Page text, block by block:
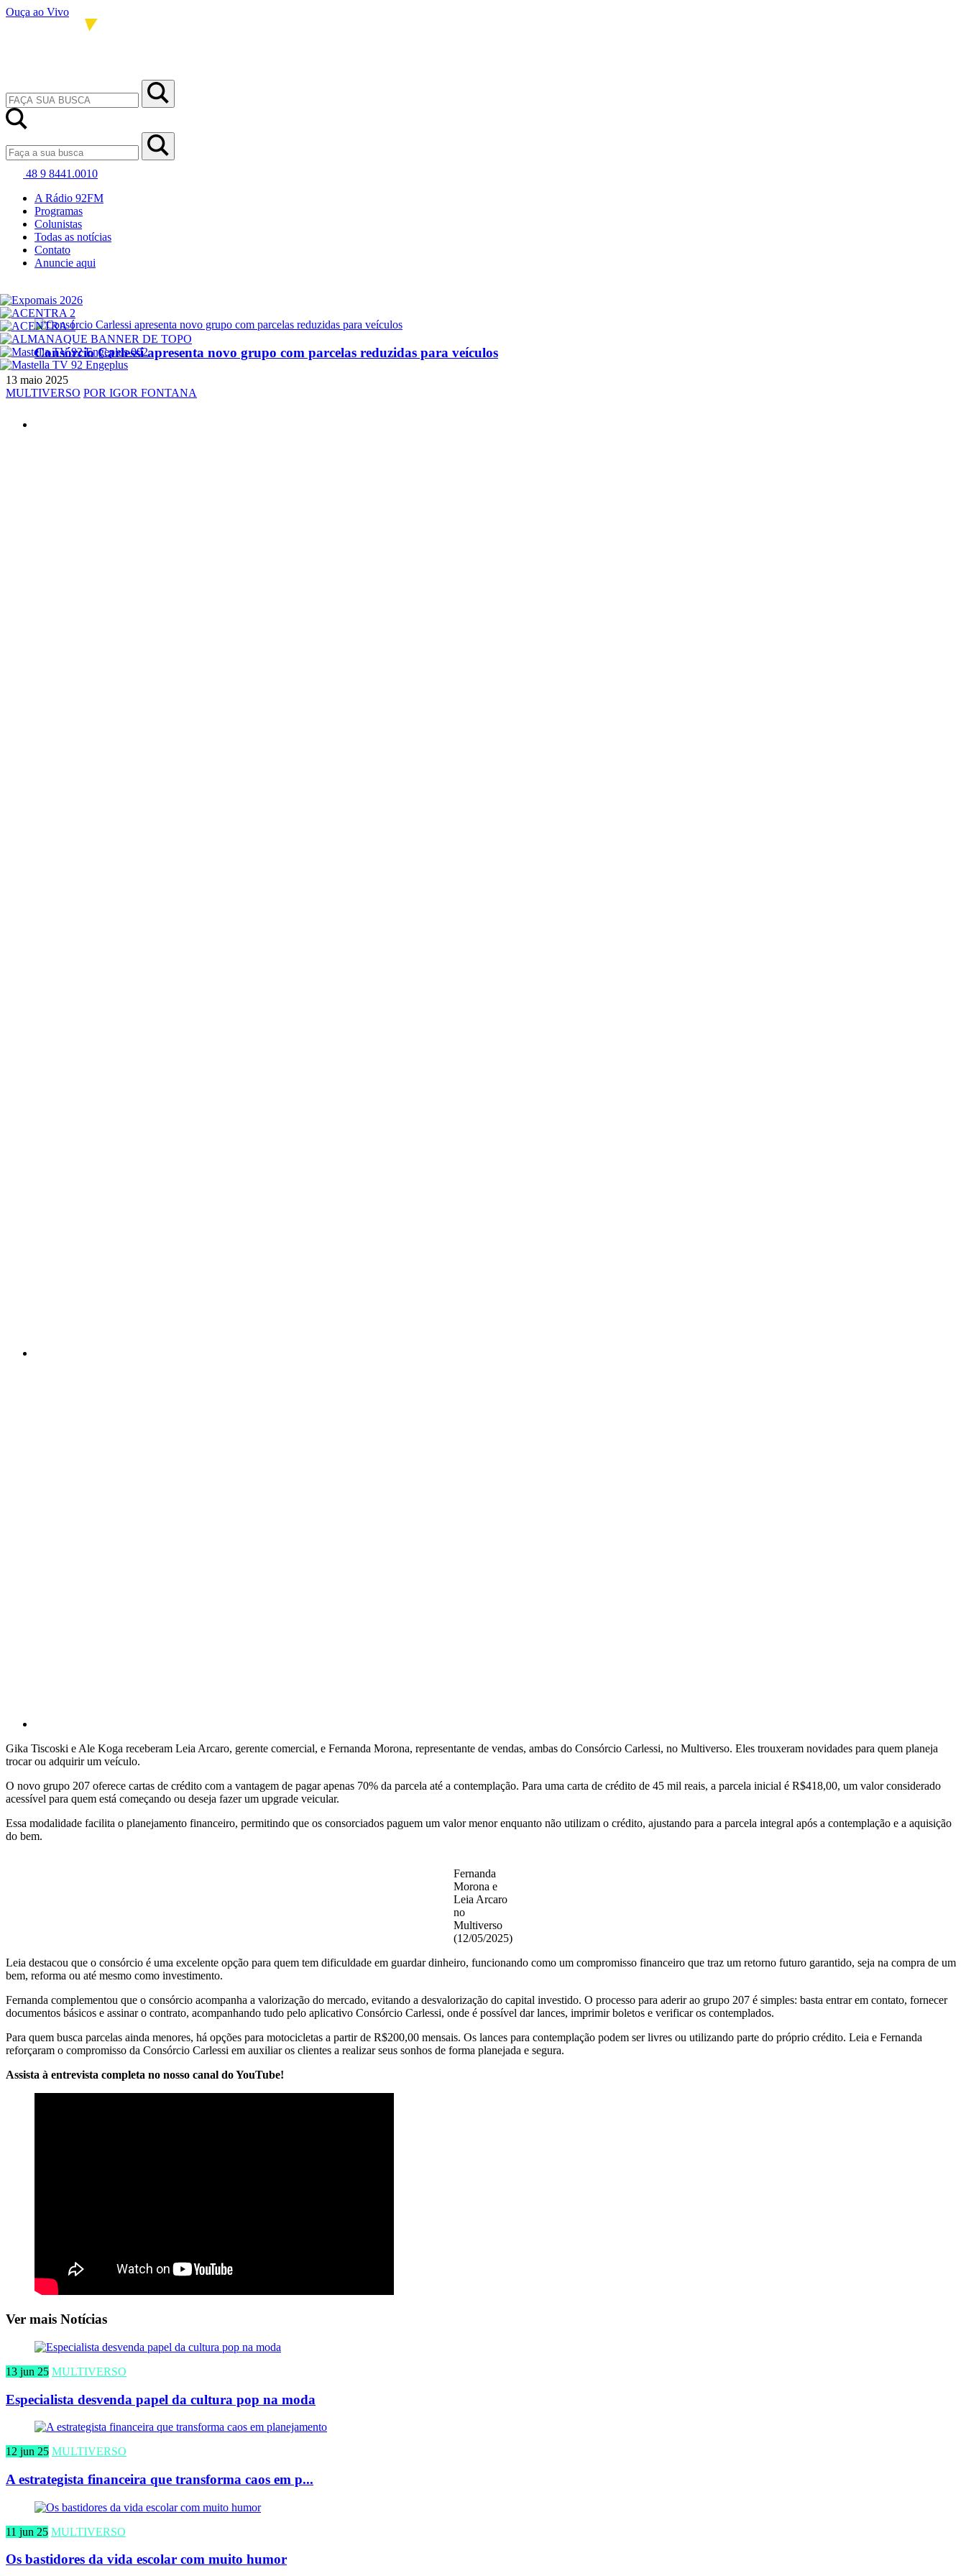
Ouça ao Vivo
48 9 8441.0010
A Rádio 92FM
Programas
Colunistas
Todas as notícias
Contato
Anuncie aqui
Consórcio Carlessi apresenta novo grupo com parcelas reduzidas para veículos
13 maio 2025
MULTIVERSO POR IGOR FONTANA
Gika Tiscoski e Ale Koga receberam Leia Arcaro, gerente comercial, e Fernanda Morona, representante de vendas, ambas do Consórcio Carlessi, no Multiverso. Eles trouxeram novidades para quem planeja
trocar ou adquirir um veículo.
O novo grupo 207 oferece cartas de crédito com a vantagem de pagar apenas 70% da parcela até a contemplação. Para uma carta de crédito de 45 mil reais, a parcela inicial é R$418,00, um valor considerado
acessível para quem está começando ou deseja fazer um upgrade veicular.
Essa modalidade facilita o planejamento financeiro, permitindo que os consorciados paguem um valor menor enquanto não utilizam o crédito, ajustando para a parcela integral após a contemplação e a aquisição
do bem.
Fernanda
Morona e
Leia Arcaro
no
Multiverso
(12/05/2025)
Leia destacou que o consórcio é uma excelente opção para quem tem dificuldade em guardar dinheiro, funcionando como um compromisso financeiro que traz um retorno futuro garantido, seja na compra de um
bem, reforma ou até mesmo como investimento.
Fernanda complementou que o consórcio acompanha a valorização do mercado, evitando a desvalorização do capital investido. O processo para aderir ao grupo 207 é simples: basta entrar em contato, fornecer
documentos básicos e assinar o contrato, acompanhando tudo pelo aplicativo Consórcio Carlessi, onde é possível dar lances, imprimir boletos e verificar os contemplados.
Para quem busca parcelas ainda menores, há opções para motocicletas a partir de R$200,00 mensais. Os lances para contemplação podem ser livres ou utilizando parte do próprio crédito. Leia e Fernanda
reforçaram o compromisso da Consórcio Carlessi em auxiliar os clientes a realizar seus sonhos de forma planejada e segura.
Assista à entrevista completa no nosso canal do YouTube!
Ver mais Notícias
13 jun 25 MULTIVERSO
Especialista desvenda papel da cultura pop na moda
12 jun 25 MULTIVERSO
A estrategista financeira que transforma caos em p...
11 jun 25 MULTIVERSO
Os bastidores da vida escolar com muito humor